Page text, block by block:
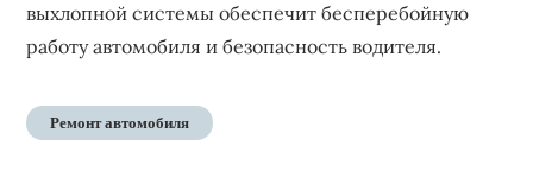
выхлопной системы обеспечит бесперебойную
работу автомобиля и безопасность водителя.
Ремонт автомобиля